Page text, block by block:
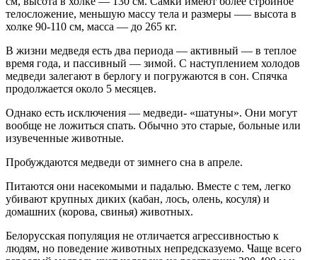
телосложение, меньшую массу тела и размеры –— высота в
холке 90-110 см, масса — до 265 кг.
В жизни медведя есть два периода — активный — в теплое
время года, и пассивный — зимой. С наступлением холодов
медведи залегают в берлогу и погружаются в сон. Спячка
продолжается около 5 месяцев.
Однако есть исключения — медведи- «шатуны». Они могут
вообще не ложиться спать. Обычно это старые, больные или
изувеченные животные.
Пробуждаются медведи от зимнего сна в апреле.
Питаются они насекомыми и падалью. Вместе с тем, легко
убивают крупных диких (кабан, лось, олень, косуля) и
домашних (корова, свинья) животных.
Белорусская популяция не отличается агрессивностью к
людям, но поведение животных непредсказуемо. Чаще всего